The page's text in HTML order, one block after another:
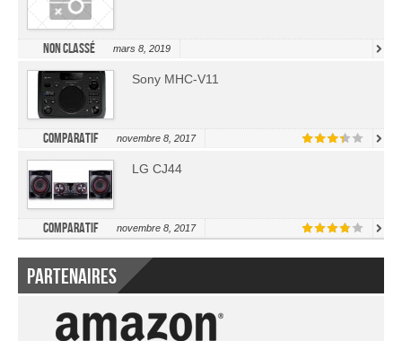
Non classé mars 8, 2019
Sony MHC-V11
Comparatif novembre 8, 2017
LG CJ44
Comparatif novembre 8, 2017
Partenaires